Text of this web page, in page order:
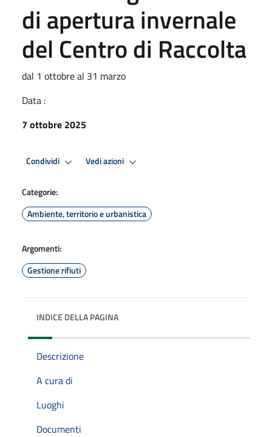
di apertura invernale
del Centro di Raccolta
dal 1 ottobre al 31 marzo
Data :
7 ottobre 2025
Condividi Vedi azioni
Categorie:
Ambiente, territorio e urbanistica
Argomenti:
Gestione rifiuti
INDICE DELLA PAGINA
Descrizione
A cura di
Luoghi
Documenti